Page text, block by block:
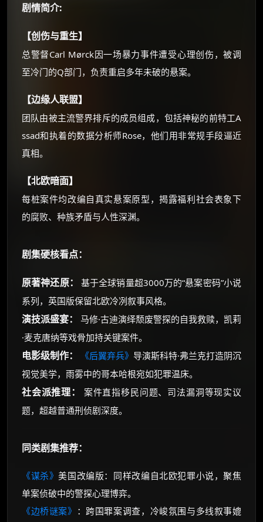
剧情简介:
【创伤与重生】
总警督Carl Mørck因一场暴力事件遭受心理创伤，被调
至冷门的Q部门，负责重启多年未破的悬案。
【边缘人联盟】
团队由被主流警界排斥的成员组成，包括神秘的前特工A
ssad和执着的数据分析师Rose，他们用非常规手段逼近
真相。
【北欧暗面】
每桩案件均改编自真实悬案原型，揭露福利社会表象下
的腐败、种族矛盾与人性深渊。
剧集硬核看点：
原著神还原：
基于全球销量超3000万的“悬案密码”小说
系列，英国版保留北欧冷冽叙事风格。
演技派盛宴：
马修·古迪演绎颓废警探的自我救赎，凯莉
·麦克唐纳等戏骨加持关键案件。
电影级制作： 《后翼弃兵》 导演斯科特·弗兰克打造阴沉
视觉美学，雨雾中的哥本哈根宛如犯罪温床。
社会派推理：
案件直指移民问题、司法漏洞等现实议
题，超越普通刑侦剧深度。
同类剧集推荐：
《谋杀》美国改编版：同样改编自北欧犯罪小说，聚焦
单案侦破中的警探心理博弈。
《边桥谜案》 ：跨国罪案调查，冷峻氛围与多线叙事媲
☕ 海外大侠？通过 Ko-fi 赐茶